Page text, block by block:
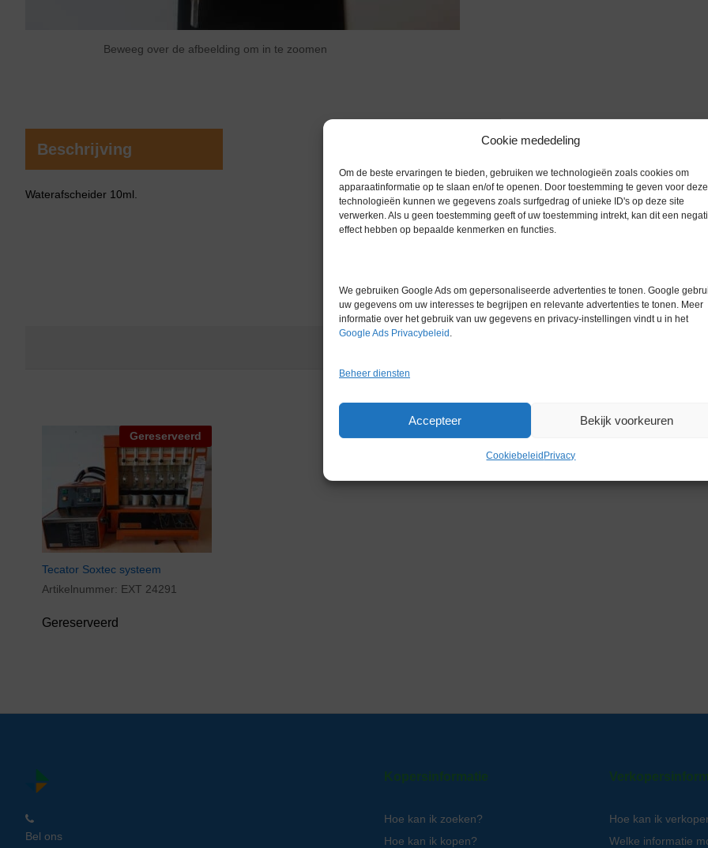
Cookie mededeling
Om de beste ervaringen te bieden, gebruiken we technologieën zoals cookies om
apparaatinformatie op te slaan en/of te openen. Door toestemming te geven voor deze
technologieën kunnen we gegevens zoals surfgedrag of unieke ID's op deze site
verwerken. Als u geen toestemming geeft of uw toestemming intrekt, kan dit een
effect hebben op bepaalde kenmerken en functies.
We gebruiken Google Ads om gepersonaliseerde advertenties te tonen. Google
uw gegevens om uw interesses te begrijpen en relevante advertenties te tonen. Meer
informatie over het gebruik van uw gegevens en privacy-instellingen vindt u in het
Google Ads Privacybeleid
Beheer diensten
Accepteer Bekijk voorkeuren
Cookiebeleid Privacy
Beweeg over de afbeelding om in te zoomen
Beschrijving
Waterafscheider 10ml.
Extra informatie
Gewicht 0,0 kg
Conditie
Gereserveerd
Tecator Soxtec systeem
Artikelnummer: EXT 24291
Gereserveerd
Bel ons
Kopersinformatie
Hoe kan ik zoeken?
Hoe kan ik kopen?
Hoe kan ik
Welke informatie